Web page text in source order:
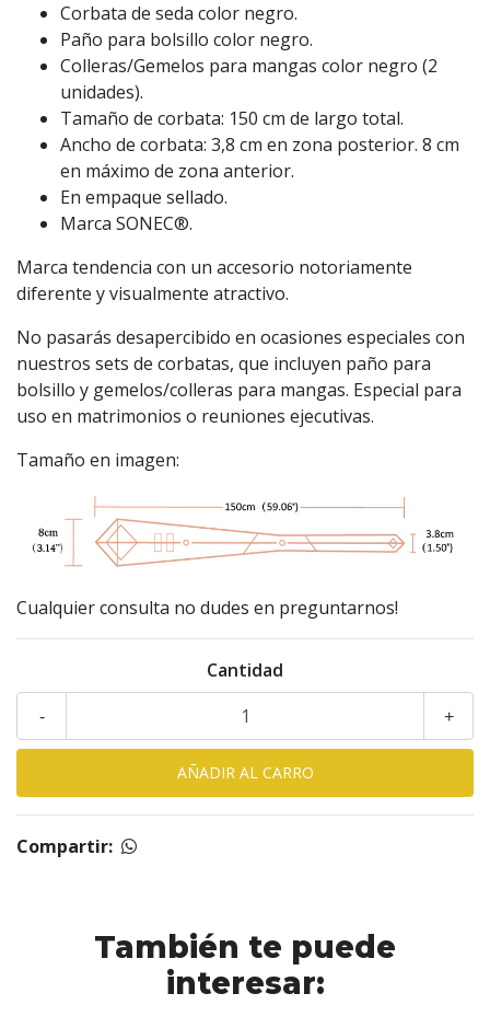
Corbata de seda color negro.
Paño para bolsillo color negro.
Colleras/Gemelos para mangas color negro (2
unidades).
Tamaño de corbata: 150 cm de largo total.
Ancho de corbata: 3,8 cm en zona posterior. 8 cm
en máximo de zona anterior.
En empaque sellado.
Marca SONEC®.
Marca tendencia con un accesorio notoriamente
diferente y visualmente atractivo.
No pasarás desapercibido en ocasiones especiales con
nuestros sets de corbatas, que incluyen paño para
bolsillo y gemelos/colleras para mangas. Especial para
uso en matrimonios o reuniones ejecutivas.
Tamaño en imagen:
Cualquier consulta no dudes en preguntarnos!
Cantidad
+
-
Compartir:
También te puede
interesar: